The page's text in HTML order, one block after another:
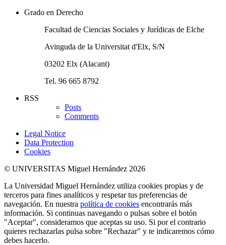
Grado en Derecho
Facultad de Ciencias Sociales y Jurídicas de Elche
Avinguda de la Universitat d'Elx, S/N
03202 Elx (Alacant)
Tel. 96 665 8792
RSS
Posts
Comments
Legal Notice
Data Protection
Cookies
© UNIVERSITAS Miguel Hernández 2026
La Universidad Miguel Hernández utiliza cookies propias y de
terceros para fines analíticos y respetar tus preferencias de
navegación. En nuestra política de cookies encontrarás más
información. Si continuas navegando o pulsas sobre el botón
"Aceptar", consideramos que aceptas su uso. Si por el contrario
quieres rechazarlas pulsa sobre "Rechazar" y te indicaremos cómo
debes hacerlo.